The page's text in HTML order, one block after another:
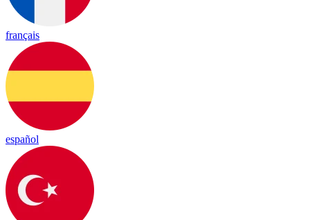
français
español